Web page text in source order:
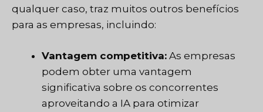
qualquer caso, traz muitos outros benefícios
para as empresas, incluindo:
Vantagem competitiva: As empresas
podem obter uma vantagem
significativa sobre os concorrentes
aproveitando a IA para otimizar